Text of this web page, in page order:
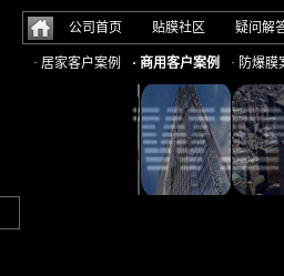
公司首页 贴膜社区 疑问解
· 居家客户案例 · 商用客户案例 · 防爆膜